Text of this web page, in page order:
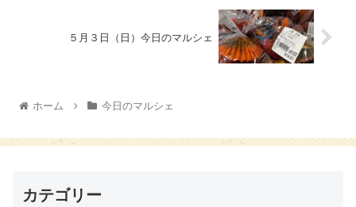
５月３日（日）今日のマルシェ
ホーム 今日のマルシェ
カテゴリー